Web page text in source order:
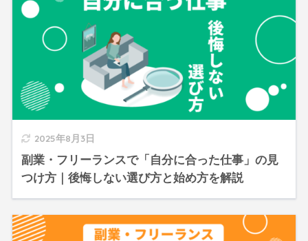
2025年8月3日
副業・フリーランスで「自分に合った仕事」の見
つけ方｜後悔しない選び方と始め方を解説